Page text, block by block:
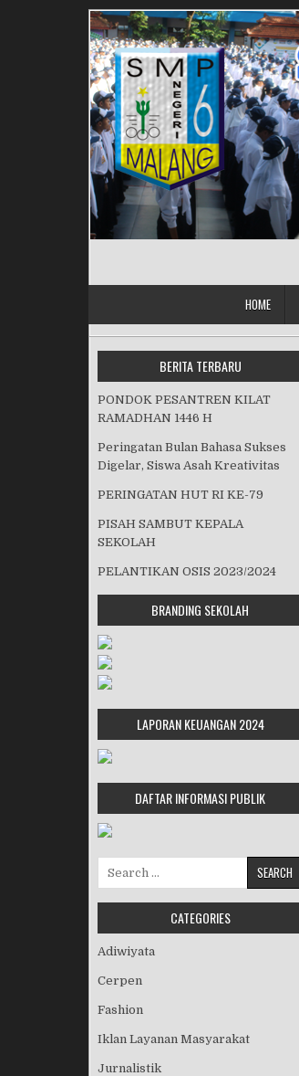
HOME
BERITA TERBARU
PONDOK PESANTREN KILAT
RAMADHAN 1446 H
Peringatan Bulan Bahasa Sukses
Digelar, Siswa Asah Kreativitas
PERINGATAN HUT RI KE-79
PISAH SAMBUT KEPALA
SEKOLAH
PELANTIKAN OSIS 2023/2024
BRANDING SEKOLAH
LAPORAN KEUANGAN 2024
DAFTAR INFORMASI PUBLIK
Search for:
CATEGORIES
Adiwiyata
Cerpen
Fashion
Iklan Layanan Masyarakat
Jurnalistik